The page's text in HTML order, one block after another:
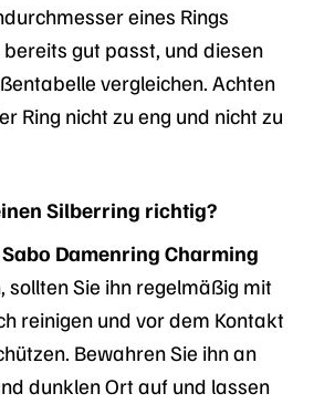
eines Rings
gut passt, und diesen
vergleichen. Achten
Ring nicht zu eng und nicht zu
Silberring richtig?
Damenring Charming
sollten Sie ihn regelmäßig mit
reinigen und vor dem Kontakt
Bewahren Sie ihn an
dunklen Ort auf und lassen